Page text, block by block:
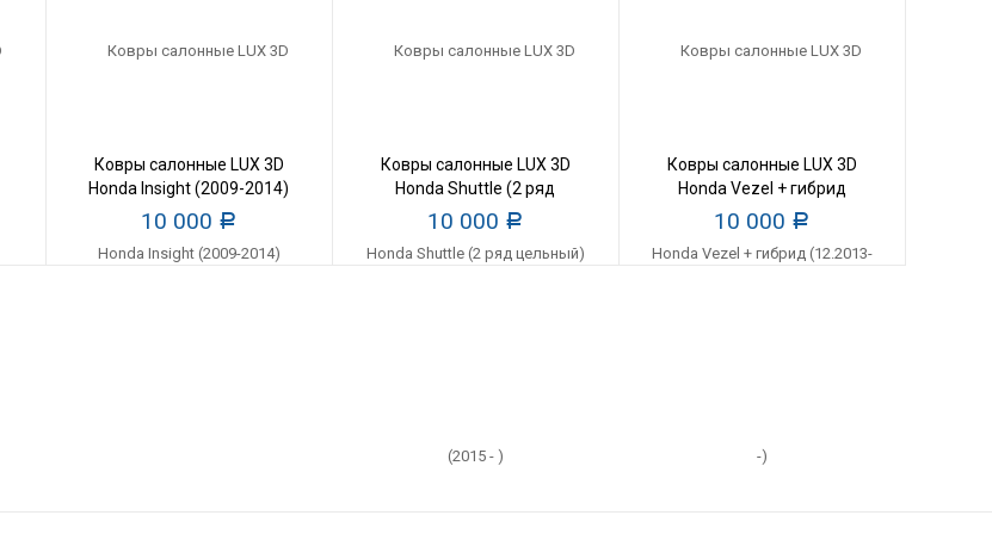
Ковры салонные LUX 3D
Honda Insight (2009-2014)
10 000 Р
Ковры салонные LUX 3D
Honda Shuttle (2 ряд
цельный) (2015 - )
10 000 Р
Ковры салонные LUX 3D
Honda Vezel + гибрид
(12.2013--)
10 000 Р